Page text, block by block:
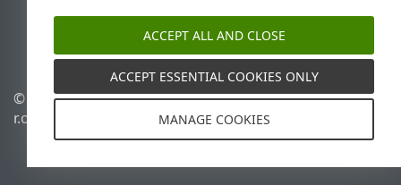
ESET Status Portal
Региональная поддержка
© 1992 - 2025 ESET, spol. s
r.o. - Все права защищены.
Управлять файлами
Политика в отношении
ACCEPT ALL AND CLOSE
ACCEPT ESSENTIAL COOKIES ONLY
MANAGE COOKIES